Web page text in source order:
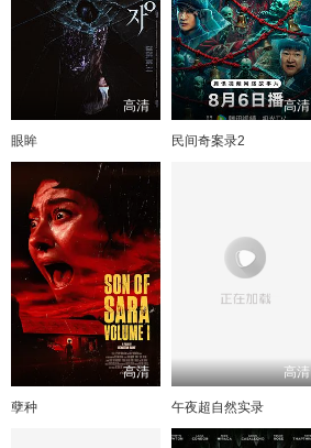
高清
眼眸
高清
民间奇案录2
高清
孽种
高清
午夜超自然实录